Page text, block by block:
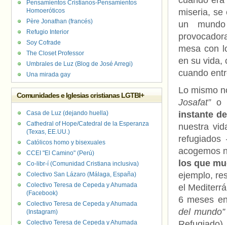
miseria, se
un
mesa con
en su vida,
cuando
Lo mismo
Josafat”o
instante
nuestra
acogemos
los que
ejemplo,
el
6 meses
del mundo”
Pensamientos Cristianos-Pensamientos
Homoeróticos
Père Jonathan (francés)
Refugio Interior
Soy Cofrade
The Closet Professor
Umbrales de Luz (Blog de José Arregi)
Una mirada gay
Comunidades e Iglesias cristianas LGTBI+
Casa de Luz (dejando huella)
Cathedral of Hope/Catedral de la Esperanza
(Texas, EE.UU.)
Católicos homo y bisexuales
CCEI "El Camino" (Perú)
Co-libr-í (Comunidad Cristiana inclusiva)
Colectivo San Lázaro (Málaga, España)
Colectivo Teresa de Cepeda y Ahumada
(Facebook)
Colectivo Teresa de Cepeda y Ahumada
(Instagram)
Colectivo Teresa de Cepeda y Ahumada